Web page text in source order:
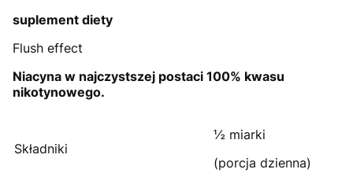
suplement diety
Flush effect
Niacyna w najczystszej postaci 100% kwasu
nikotynowego.
Składniki
½ miarki
(porcja dzienna)